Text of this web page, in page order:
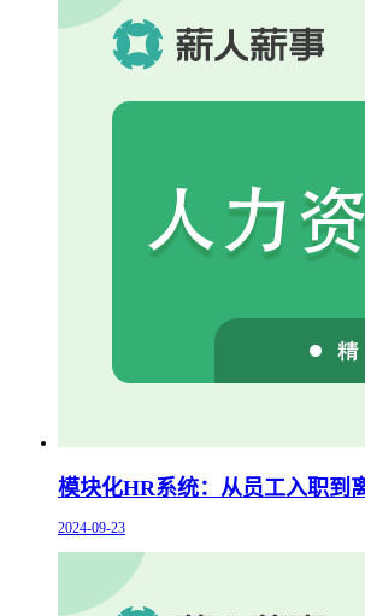
模块化HR系统：从员工入职到
2024-09-23